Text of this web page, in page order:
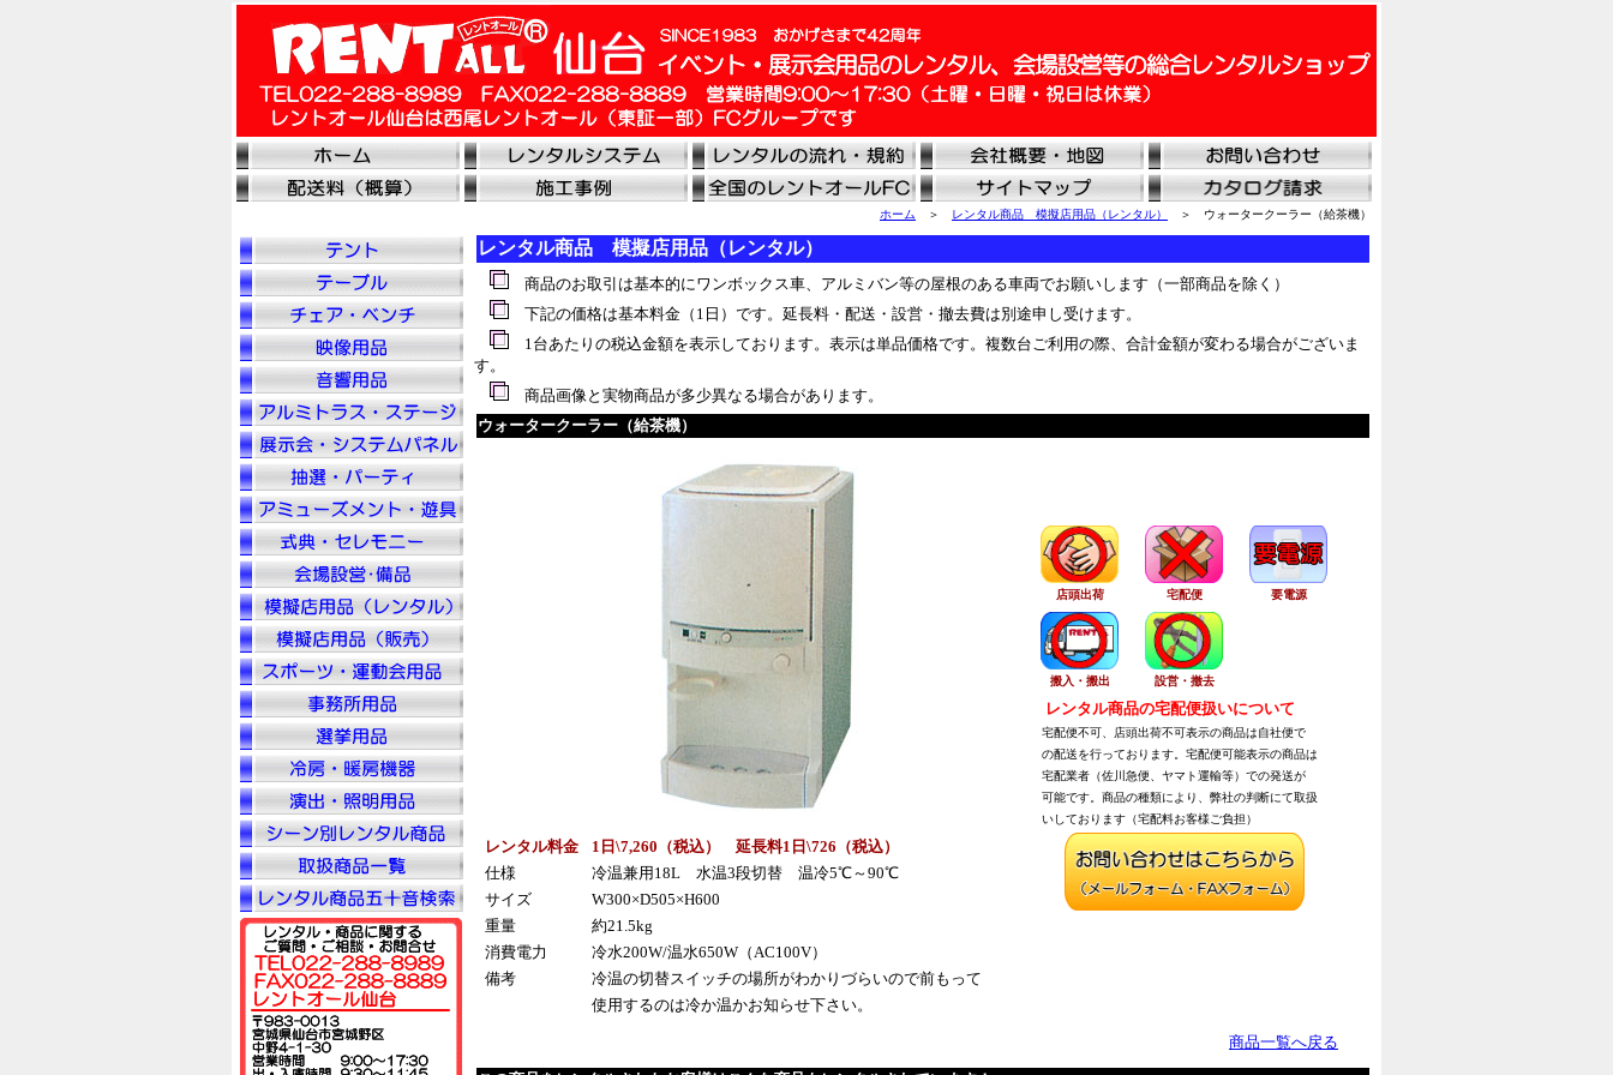
ホーム ＞ レンタル商品 模擬店用品（レンタル） ＞ ウォータークーラー（給茶機）
レンタル商品 模擬店用品（レンタル）
商品のお取引は基本的にワンボックス車、アルミバン等の屋根のある車両でお願いします（一部商品を除く）
下記の価格は基本料金（1日）です。延長料・配送・設営・撤去費は別途申し受けます。
1台あたりの税込金額を表示しております。表示は単品価格です。複数台ご利用の際、合計金額が変わる場合がございま
す。
商品画像と実物商品が多少異なる場合があります。
ウォータークーラー（給茶機）
店頭出荷 宅配便 要電源
搬入・搬出 設営・撤去
レンタル商品の宅配便扱いについて
宅配便不可、店頭出荷不可表示の商品は自社便で
の配送を行っております。宅配便可能表示の商品は
宅配業者（佐川急便、ヤマト運輸等）での発送が
可能です。商品の種類により、弊社の判断にて取扱
いしております（宅配料お客様ご負担）
レンタル料金
1日\7,260（税込） 延長料1日\726（税込）
仕様
冷温兼用18L 水温3段切替 温冷5℃～90℃
サイズ
W300×D505×H600
重量
約21.5kg
消費電力
冷水200W/温水650W（AC100V）
備考
冷温の切替スイッチの場所がわかりづらいので前もって
使用するのは冷か温かお知らせ下さい。
商品一覧へ戻る